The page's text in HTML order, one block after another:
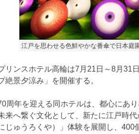
江戸を思わせる色鮮やかな番傘で日本庭
ンスホテル高輪は7月21日～8月31
絶景夕涼み」を開催する。
周年を迎える同ホテルは、都心にあ
来へ繋ぐ文化として、新たに江戸時
じゅうろくや）」体験を展開し、